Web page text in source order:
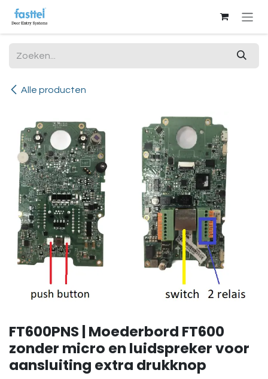
Overslaan naar inhoud
Alle producten
FT600PNS | Moederbord FT600
zonder micro en luidspreker voor
aansluiting extra drukknop